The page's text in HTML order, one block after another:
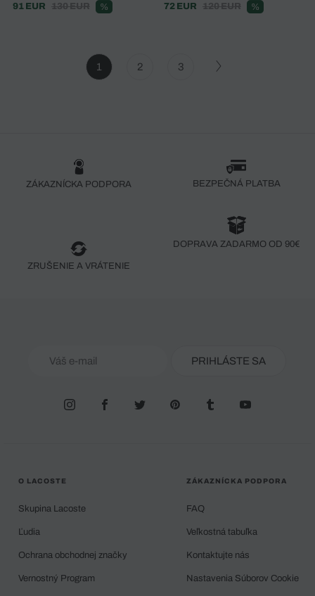
91 EUR
130 EUR %
72 EUR
120 EUR %
1 2 3
ZÁKAZNÍCKA PODPORA BEZPEČNÁ PLATBA
ZRUŠENIE A VRÁTENIE
DOPRAVA ZADARMO OD 90€
PRIHLÁSTE SA
O LACOSTE
Skupina Lacoste
Ľudia
Ochrana obchodnej značky
Vernostný Program
ZÁKAZNÍCKA PODPORA
FAQ
Veľkostná tabuľka
Kontaktujte nás
Nastavenia Súborov Cookie